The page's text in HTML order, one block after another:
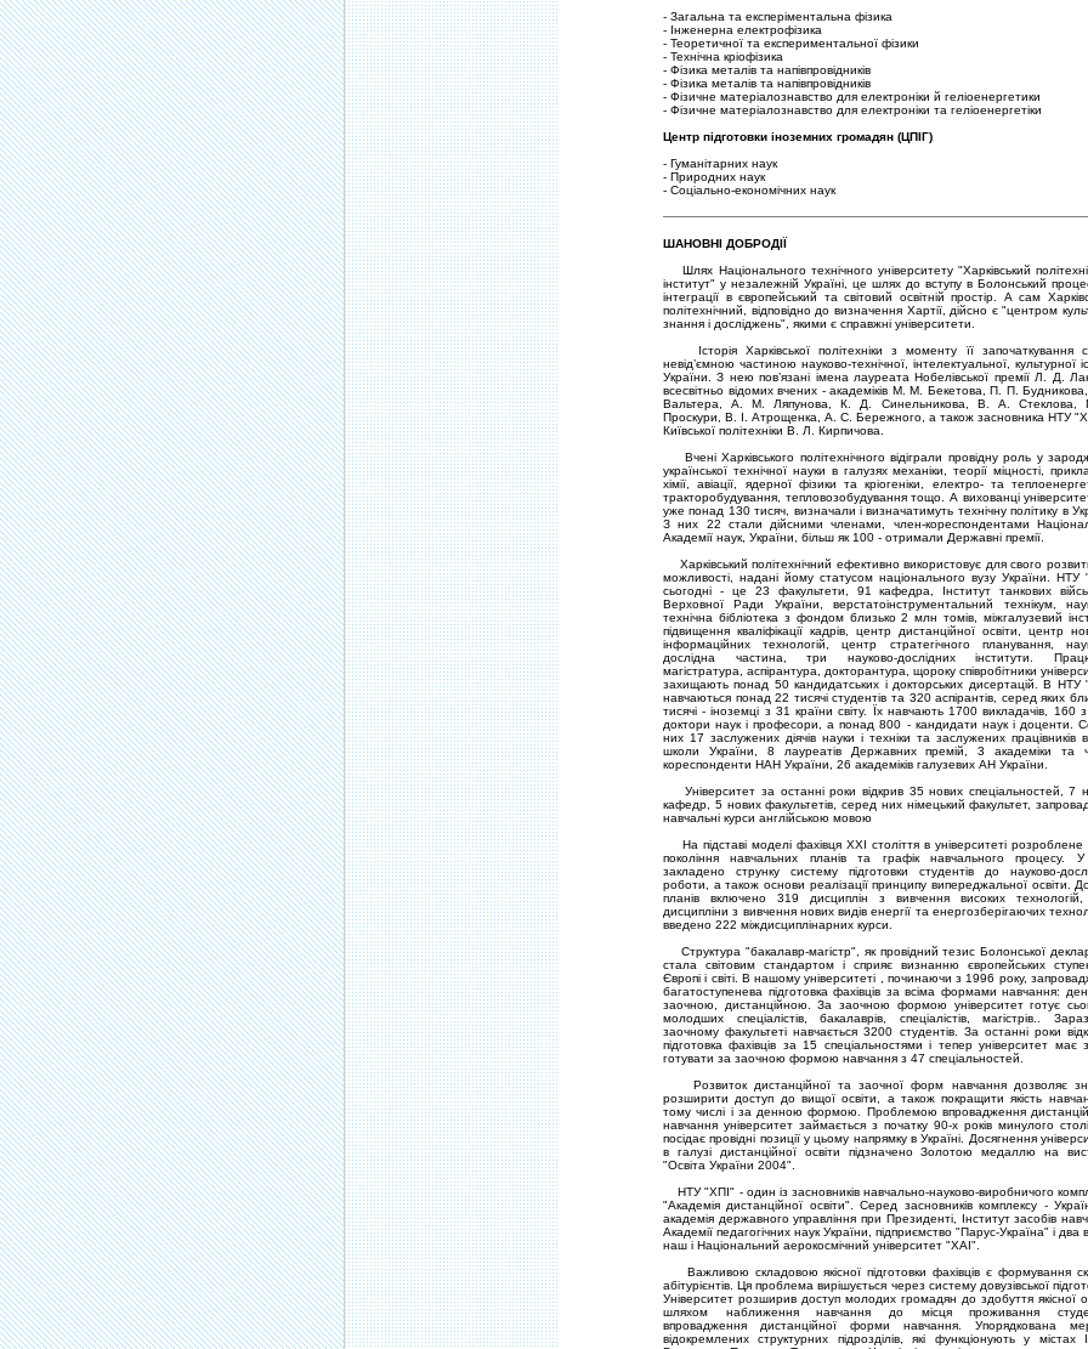
- Загальна та експерiментальна фiзика
- Iнженерна електрофiзика
- Теоретичної та експериментальної фiзики
- Технiчна крiофiзика
- Фiзика металiв та напiвпровiдникiв
- Фiзика металiв та напiвпровiдникiв
- Фiзичне матерiалознавство для електронiки й гелiоенергетики
- Фiзичне матерiалознавство для електронiки та гелiоенергетiки
Центр пiдготовки iноземних громадян (ЦПIГ)
- Гуманiтарних наук
- Природних наук
- Соцiально-економiчних наук
ШАНОВНI ДОБРОДIЇ
Шлях Нацiонального технiчного унiверситету "Харкiвський
iнститут" у незалежнiй Українi, це шлях до вступу в Болонський
iнтеграцiї в європейський та свiтовий освiтнiй простiр. А сам
полiтехнiчний, вiдповiдно до визначення Хартiї, дiйсно є "центром
знання i дослiджень", якими є справжнi унiверситети.
Iсторiя Харкiвської полiтехнiки з моменту її започаткування
невiд’ємною частиною науково-технiчної, iнтелектуальної, культурної
України. З нею пов’язанi iмена лауреата Нобелiвської премiї Л. Д.
всесвiтньо вiдомих вчених - академiкiв М. М. Бекетова, П. П.
Вальтера, А. М. Ляпунова, К. Д. Синельникова, В. А. Стеклова,
Проскури, В. I. Атрощенка, А. С. Бережного, а також засновника НТУ
Київської полiтехнiки В. Л. Кирпичова.
Вченi Харкiвського полiтехнiчного вiдiграли провiдну роль у
української технiчної науки в галузях механiки, теорiї мiцностi,
хiмiї, авiацiї, ядерної фiзики та крiогенiки, електро- та
тракторобудування, тепловозобудування тощо. А вихованцi
уже понад 130 тисяч, визначали i визначатимуть технiчну полiтику в
З них 22 стали дiйсними членами, член-кореспондентами
Академiї наук, України, бiльш як 100 - отримали Державнi премiї.
Харкiвський полiтехнiчний ефективно використовує для свого
можливостi, наданi йому статусом нацiонального вузу України. НТУ
сьогоднi - це 23 факультети, 91 кафедра, Iнститут танкових
Верховної Ради України, верстатоiнструментальний технiкум,
технiчна бiблiотека з фондом близько 2 млн томiв, мiжгалузевий
пiдвищення квалiфiкацiї кадрiв, центр дистанцiйної освiти, центр
iнформацiйних технологiй, центр стратегiчного планування,
дослiдна частина, три науково-дослiдних iнститути.
магiстратура, аспiрантура, докторантура, щороку спiвробiтники
захищають понад 50 кандидатських i докторських дисертацiй. В НТУ
навчаються понад 22 тисячi студентiв та 320 аспiрантiв, серед яких
тисячi - iноземцi з 31 країни свiту. Їх навчають 1700 викладачiв, 160 з
доктори наук i професори, а понад 800 - кандидати наук i доценти.
них 17 заслужених дiячiв науки i технiки та заслужених працiвникiв
школи України, 8 лауреатiв Державних премiй, 3 академiки та
кореспонденти НАН України, 26 академiкiв галузевих АН України.
Унiверситет за останнi роки вiдкрив 35 нових спецiальностей, 7
кафедр, 5 нових факультетiв, серед них нiмецький факультет,
навчальнi курси англiйською мовою
На пiдставi моделi фахiвця ХХI столiття в унiверситетi розроблене
поколiння навчальних планiв та графiк навчального процесу.
закладено струнку систему пiдготовки студентiв до науково-
роботи, а також основи реалiзацiї принципу випереджальної освiти.
планiв включено 319 дисциплiн з вивчення високих
дисциплiни з вивчення нових видiв енергiї та енергозберiгаючих
введено 222 мiждисциплiнарних курси.
Структура "бакалавр-магiстр", як провiдний тезис Болонської
стала свiтовим стандартом i сприяє визнанню європейських
Європi i свiтi. В нашому унiверситетi , починаючи з 1996 року,
багатоступенева пiдготовка фахiвцiв за всiма формами навчання:
заочною, дистанцiйною. За заочною формою унiверситет готує
молодших спецiалiстiв, бакалаврiв, спецiалiстiв, магiстрiв..
заочному факультетi навчається 3200 студентiв. За останнi роки
пiдготовка фахiвцiв за 15 спецiальностями i тепер унiверситет має
готувати за заочною формою навчання з 47 спецiальностей.
Розвиток дистанцiйної та заочної форм навчання дозволяє
розширити доступ до вищої освiти, а також покращити якiсть
тому числi i за денною формою. Проблемою впровадження
навчання унiверситет займається з початку 90-х рокiв минулого
посiдає провiднi позицiї у цьому напрямку в Українi. Досягнення
в галузi дистанцiйної освiти пiдзначено Золотою медаллю на
"Освiта України 2004".
НТУ "ХПI" - один iз засновникiв навчально-науково-виробничого
"Академiя дистанцiйної освiти". Серед засновникiв комплексу -
академiя державного управлiння при Президентi, Iнститут засобiв
Академiї педагогiчних наук України, пiдприємство "Парус-Україна" i два
наш i Нацiональний аерокосмiчний унiверситет "ХАI".
Важливою складовою якiсної пiдготовки фахiвцiв є формування
абiтурiєнтiв. Ця проблема вирiшується через систему довузiвської
Унiверситет розширив доступ молодих громадян до здобуття якiсної
шляхом наближення навчання до мiсця проживання
впровадження дистанцiйної форми навчання. Упорядкована
вiдокремлених структурних пiдроздiлiв, якi функцiонують у мiстах